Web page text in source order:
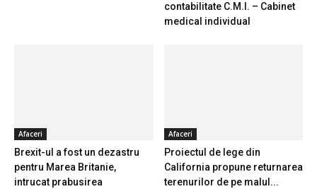
contabilitate C.M.I. – Cabinet
medical individual
Afaceri
Brexit-ul a fost un dezastru
pentru Marea Britanie,
intrucat prabusirea
Afaceri
Proiectul de lege din
California propune returnarea
terenurilor de pe malul...